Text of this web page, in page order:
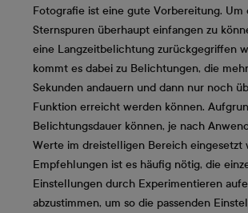
Fotografie ist eine gute Vorbereitung. Um
Sternspuren überhaupt einfangen zu
eine Langzeitbelichtung zurückgegriffen
kommt es dabei zu Belichtungen, die
Sekunden andauern und dann nur noch
Funktion erreicht werden können.
Belichtungsdauer können, je nach
Werte im dreistelligen Bereich eingesetzt
Empfehlungen ist es häufig nötig, die
Einstellungen durch Experimentieren
abzustimmen, um so die passenden